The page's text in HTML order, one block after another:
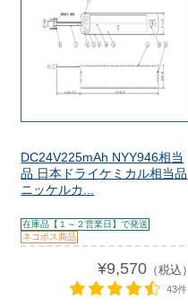
DC24V225mAh NYY946相当
品 日本ドライケミカル相当品
ニッケルカ...
在庫品【１～２営業日】で発送
ネコポス商品
¥9,570（税込）
43件